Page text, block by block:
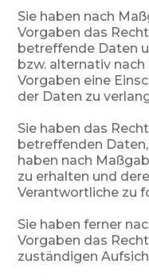
Sie haben nach
Vorgaben das
betreffende Daten
bzw. alternativ
Vorgaben eine
der Daten zu
Sie haben das
betreffenden
haben nach
zu erhalten und
Verantwortliche zu
Sie haben ferner
Vorgaben das
zuständigen